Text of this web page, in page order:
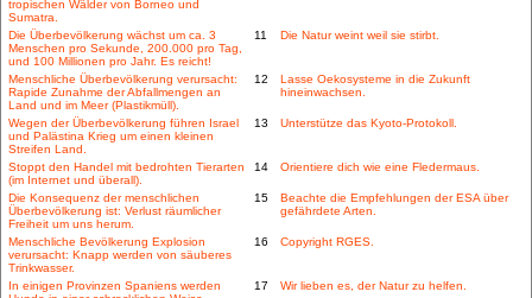
tropischen Wälder von Borneo und
Sumatra.
Die Überbevölkerung wächst um ca. 3
Menschen pro Sekunde, 200.000 pro Tag,
und 100 Millionen pro Jahr. Es reicht!
11 Die Natur weint weil sie stirbt.
Menschliche Überbevölkerung verursacht:
Rapide Zunahme der Abfallmengen an
Land und im Meer (Plastikmüll).
12
Lasse Oekosysteme in die Zukunft
hineinwachsen.
Wegen der Überbevölkerung führen Israel
und Palästina Krieg um einen kleinen
Streifen Land.
13 Unterstütze das Kyoto-Protokoll.
Stoppt den Handel mit bedrohten Tierarten
(im Internet und überall).
14 Orientiere dich wie eine Fledermaus.
Die Konsequenz der menschlichen
Überbevölkerung ist: Verlust räumlicher
Freiheit um uns herum.
15
Beachte die Empfehlungen der ESA über
gefährdete Arten.
Menschliche Bevölkerung Explosion
verursacht: Knapp werden von säuberes
Trinkwasser.
16 Copyright RGES.
In einigen Provinzen Spaniens werden
17 Wir lieben es, der Natur zu helfen.